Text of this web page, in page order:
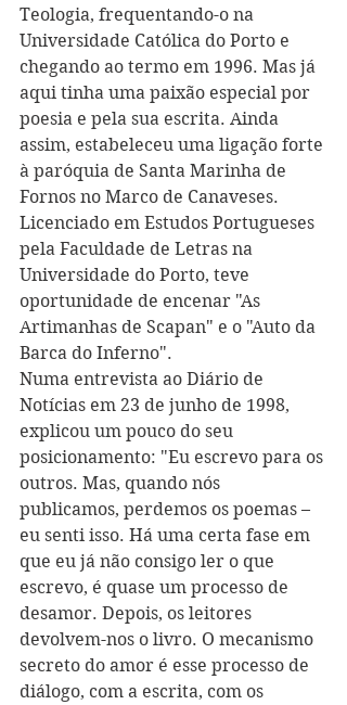
Teologia, frequentando-o na
Universidade Católica do Porto e
chegando ao termo em 1996. Mas já
aqui tinha uma paixão especial por
poesia e pela sua escrita. Ainda
assim, estabeleceu uma ligação forte
à paróquia de Santa Marinha de
Fornos no Marco de Canaveses.
Licenciado em Estudos Portugueses
pela Faculdade de Letras na
Universidade do Porto, teve
oportunidade de encenar "As
Artimanhas de Scapan" e o "Auto da
Barca do Inferno".
Numa entrevista ao Diário de
Notícias em 23 de junho de 1998,
explicou um pouco do seu
posicionamento: "Eu escrevo para os
outros. Mas, quando nós
publicamos, perdemos os poemas –
eu senti isso. Há uma certa fase em
que eu já não consigo ler o que
escrevo, é quase um processo de
desamor. Depois, os leitores
devolvem-nos o livro. O mecanismo
secreto do amor é esse processo de
diálogo, com a escrita, com os